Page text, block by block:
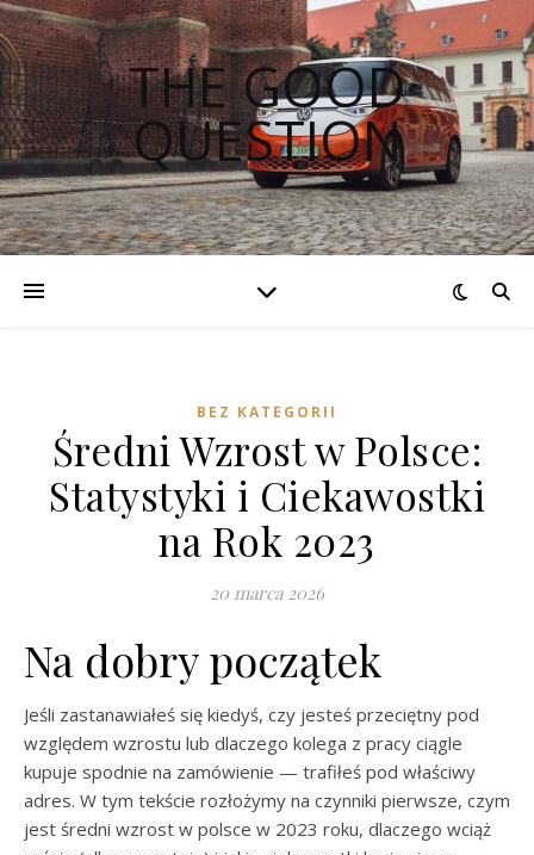
THE GOOD
QUESTION
BEZ KATEGORII
Średni Wzrost w Polsce:
Statystyki i Ciekawostki
na Rok 2023
20 marca 2026
Na dobry początek
Jeśli zastanawiałeś się kiedyś, czy jesteś przeciętny pod
względem wzrostu lub dlaczego kolega z pracy ciągle
kupuje spodnie na zamówienie — trafiłeś pod właściwy
adres. W tym tekście rozłożymy na czynniki pierwsze, czym
jest średni wzrost w polsce w 2023 roku, dlaczego wciąż